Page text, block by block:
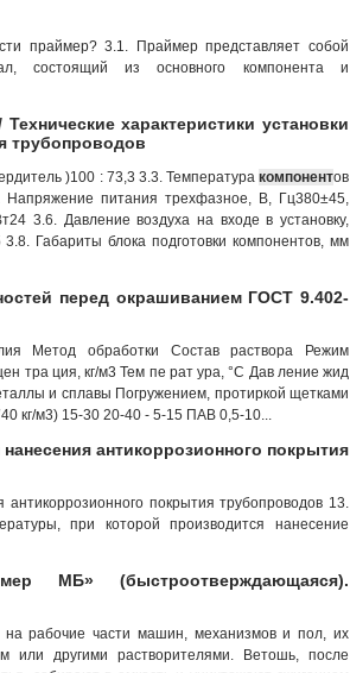
праймер? 3.1. Праймер представляет собой
состоящий из основного компонента и
характеристики установки
трубопроводов
)100 : 73,3 3.3. Температура компонентов
питания трехфазное, В, Гц380±45,
3.6. Давление воздуха на входе в установку,
Габариты блока подготовки компонентов, мм
перед окрашиванием ГОСТ 9.402-
Метод обработки Состав раствора Режим
тра ция, кг/м3 Тем пе рат ура, °С Дав ление жид
и сплавы Погружением, протиркой щетками
кг/м3) 15-30 20-40 - 5-15 ПАВ 0,5-10...
антикоррозионного покрытия
антикоррозионного покрытия трубопроводов 13.
при которой производится нанесение
МБ» (быстроотверждающаяся).
на рабочие части машин, механизмов и пол, их
или другими растворителями. Ветошь, после